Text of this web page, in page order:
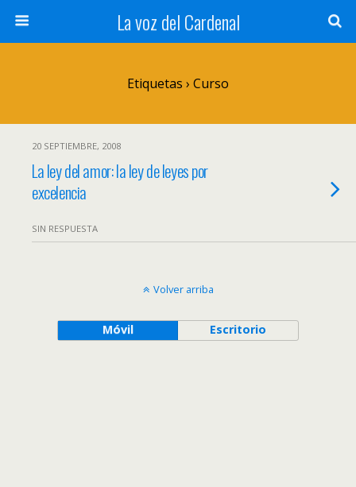
La voz del Cardenal
Etiquetas › Curso
20 SEPTIEMBRE, 2008
La ley del amor: la ley de leyes por
excelencia
SIN RESPUESTA
Volver arriba
Móvil Escritorio